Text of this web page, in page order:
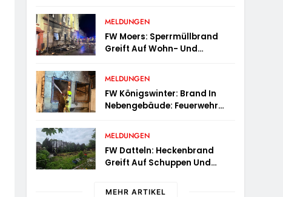
Schwer Verletzt
MELDUNGEN
FW Moers: Sperrmüllbrand
Greift Auf Wohn- Und
MELDUNGEN
FW Königswinter: Brand In
Nebengebäude: Feuerwehr
Wohnhäuser
MELDUNGEN
FW Datteln: Heckenbrand
Greift Auf Schuppen Und
MEHR ARTIKEL